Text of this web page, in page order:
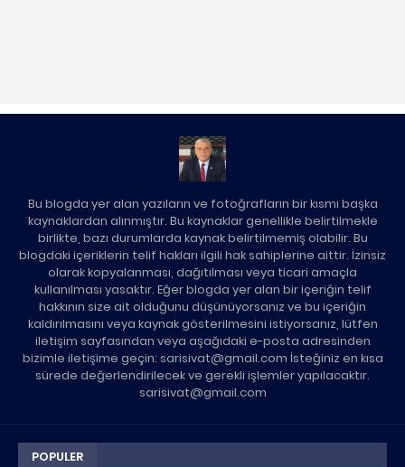
Bu blogda yer alan yazıların ve fotoğrafların bir kısmı başka
kaynaklardan alınmıştır. Bu kaynaklar genellikle belirtilmekle
birlikte, bazı durumlarda kaynak belirtilmemiş olabilir. Bu
blogdaki içeriklerin telif hakları ilgili hak sahiplerine aittir. İzinsiz
olarak kopyalanması, dağıtılması veya ticari amaçla
kullanılması yasaktır. Eğer blogda yer alan bir içeriğin telif
hakkının size ait olduğunu düşünüyorsanız ve bu içeriğin
kaldırılmasını veya kaynak gösterilmesini istiyorsanız, lütfen
iletişim sayfasından veya aşağıdaki e-posta adresinden
bizimle iletişime geçin: sarisivat@gmail.com İsteğiniz en kısa
sürede değerlendirilecek ve gerekli işlemler yapılacaktır.
sarisivat@gmail.com
POPULER